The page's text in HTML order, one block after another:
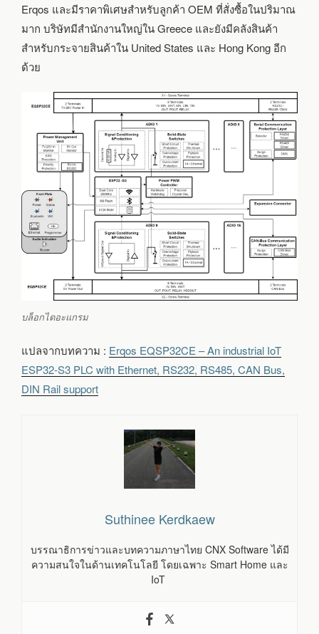
Erqos และมีราคาพิเศษสำหรับลูกค้า OEM ที่สั่งซื้อในปริมาณ
มาก บริษัทมีสำนักงานใหญ่ใน Greece และยังมีคลังสินค้า
สำหรับกระจายสินค้าใน United States และ Hong Kong อีก
ด้วย
บล็อกไดอะแกรม
แปลจากบทความ : Erqos EQSP32CE – An industrial IoT
ESP32-S3 PLC with Ethernet, RS232, RS485, CAN Bus,
DIN Rail support
Suthinee Kerdkaew
บรรณาธิการข่าวและบทความภาษาไทย CNX Software ได้มี
ความสนใจในด้านเทคโนโลยี โดยเฉพาะ Smart Home และ
IoT